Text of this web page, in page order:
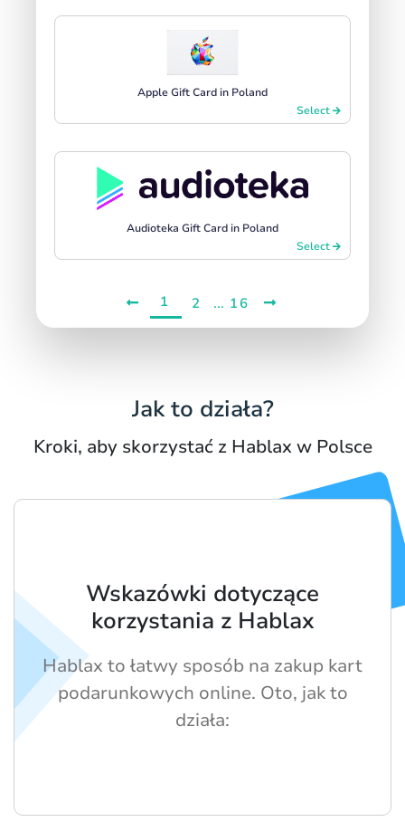
Apple Gift Card in Poland
Select
Audioteka Gift Card in Poland
Select
1 2 ... 16
Jak to działa?
Kroki, aby skorzystać z Hablax w Polsce
Wskazówki dotyczące
korzystania z Hablax
Hablax to łatwy sposób na zakup kart
podarunkowych online. Oto, jak to
działa: